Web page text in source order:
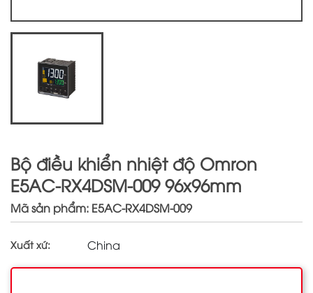
Bộ điều khiển nhiệt độ Omron
E5AC-RX4DSM-009 96x96mm
Mã sản phẩm: E5AC-RX4DSM-009
Xuất xứ: China